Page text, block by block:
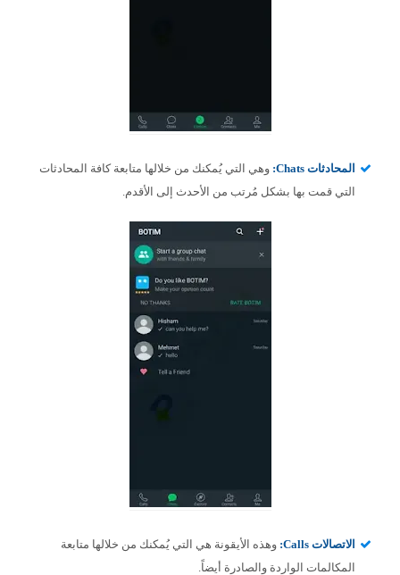
المحادثات Chats:
وهي التي يُمكنك من خلالها متابعة كافة المحادثات
التي قمت بها بشكل مُرتب من الأحدث إلى الأقدم.
الاتصالات Calls:
وهذه الأيقونة هي التي يُمكنك من خلالها متابعة
المكالمات الواردة والصادرة أيضاً.